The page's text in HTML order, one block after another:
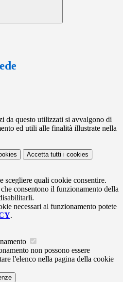
da questo utilizzati si avvalgono di
ed utili alle finalità illustrate nella
Accetta tutti i cookies
scegliere quali cookie consentire.
consentono il funzionamento della
necessari al funzionamento potete
.
non possono essere
l'elenco nella pagina della cookie